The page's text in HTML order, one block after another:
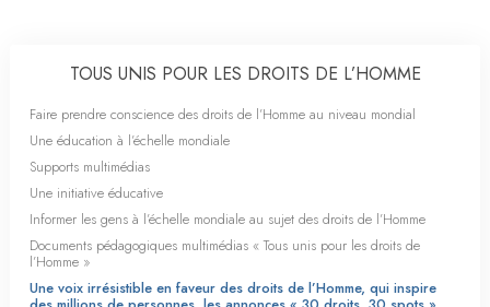
TOUS UNIS POUR LES DROITS DE L’HOMME
Faire prendre conscience des droits de l’Homme au niveau mondial
Une éducation à l’échelle mondiale
Supports multimédias
Une initiative éducative
Informer les gens à l’échelle mondiale au sujet des droits de l’Homme
Documents pédagogiques multimédias « Tous unis pour les droits de
l’Homme »
Une voix irrésistible en faveur des droits de l’Homme, qui inspire